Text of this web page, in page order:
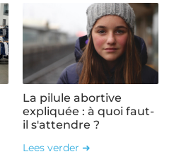
La pilule abortive
expliquée : à quoi faut-
il s'attendre ?
Lees verder ➜